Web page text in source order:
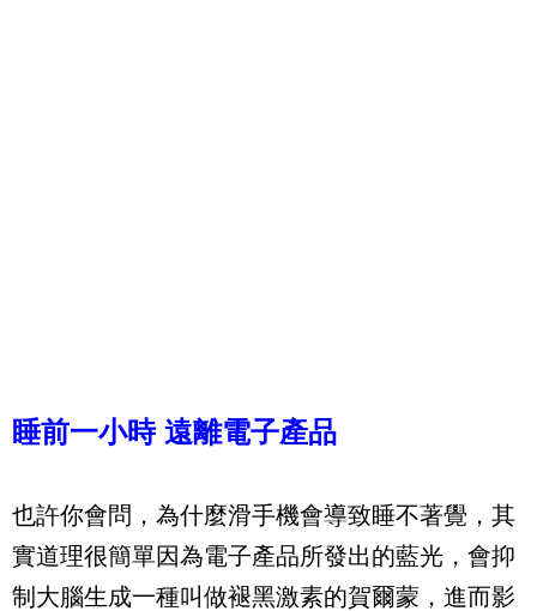
睡前一小時 遠離電子產品
也許你會問，為什麼滑手機會導致睡不著覺，其
實道理很簡單因為電子產品所發出的藍光，會抑
制大腦生成一種叫做褪黑激素的賀爾蒙，進而影